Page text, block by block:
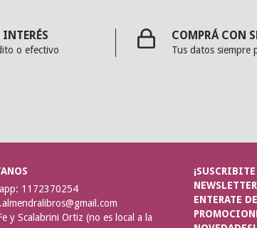
o efectivo
COMPRÁ CON
Tus datos siempre
1172370254
y Scalabrini Ortiz (no es local a la
ENTERATE